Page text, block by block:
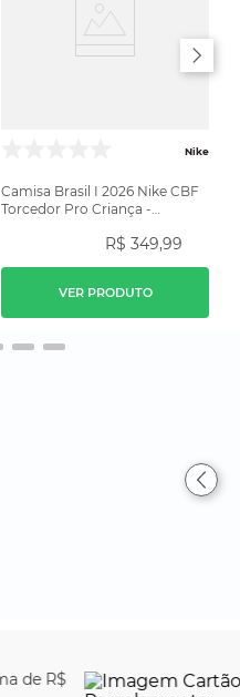
Nike
Camisa Brasil I 2026 Nike CBF
Torcedor Pro Criança -
R$ 349,99
VER PRODUTO
Parcele em até